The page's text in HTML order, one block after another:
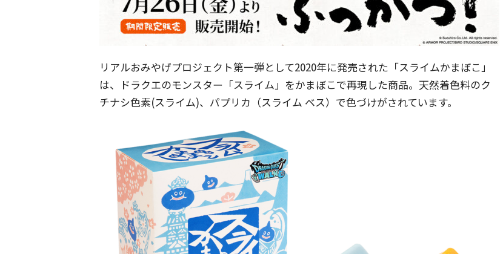
リアルおみやげプロジェクト第一弾として2020年に発売された「スライムかまぼこ」
は、ドラクエのモンスター「スライム」をかまぼこで再現した商品。天然着色料のク
チナシ色素(スライム)、パプリカ（スライム ベス）で色づけがされています。